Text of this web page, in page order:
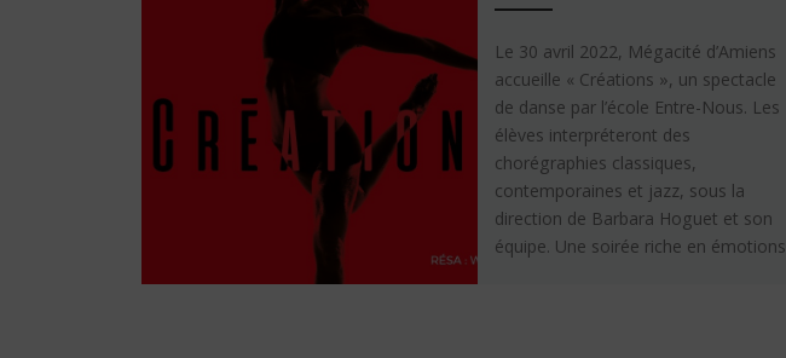
Le 30 avril 2022, Mégacité d’Amiens
accueille « Créations », un spectacle
de danse par l’école Entre-Nous. Les
élèves interpréteront des
chorégraphies classiques,
contemporaines et jazz, sous la
direction de Barbara Hoguet et son
équipe. Une soirée riche en émotions